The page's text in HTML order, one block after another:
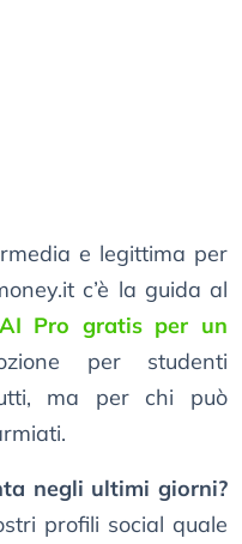
e legittima per
c’è la guida al
Pro gratis per un
per studenti
ma per chi può
negli ultimi giorni?
profili social quale